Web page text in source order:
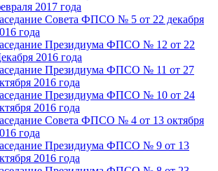
2017 года
Совета ФПСО № 5 от 22 декабря
года
Президиума ФПСО № 12 от 22
2016 года
Президиума ФПСО № 11 от 27
2016 года
Президиума ФПСО № 10 от 24
2016 года
Совета ФПСО № 4 от 13 октября
года
Президиума ФПСО № 9 от 13
2016 года